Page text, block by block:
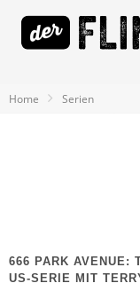
Home Serien
666 PARK AVENUE:
US-SERIE MIT